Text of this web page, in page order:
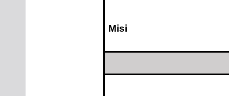
Misi